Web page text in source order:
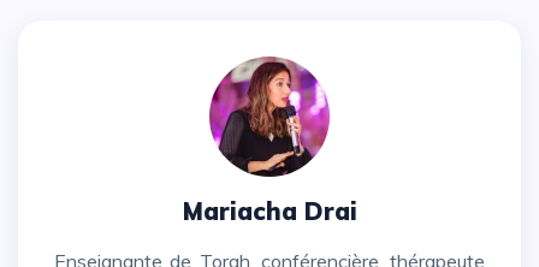
Mariacha Drai
Enseignante de Torah, conférencière, thérapeute